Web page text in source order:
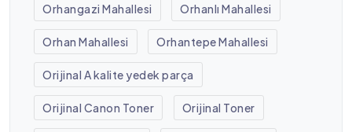
Orhangazi Mahallesi Orhanlı Mahallesi
Orhan Mahallesi Orhantepe Mahallesi
Orijinal A kalite yedek parça
Orijinal Canon Toner Orijinal Toner